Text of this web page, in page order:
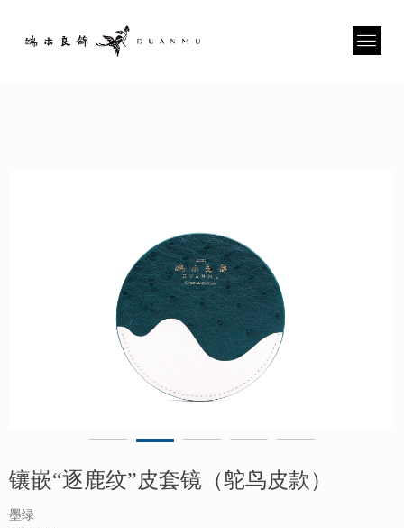
镶嵌“逐鹿纹”皮套镜（鸵鸟皮款）
墨绿